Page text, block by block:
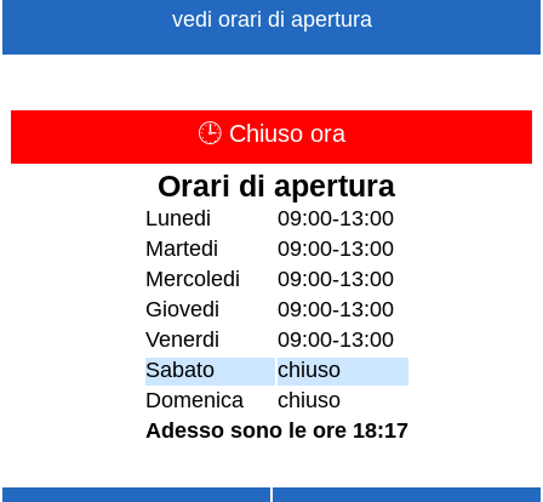
vedi orari di apertura
🕒 Chiuso ora
Orari di apertura
Lunedi
09:00-13:00
Martedi
09:00-13:00
Mercoledi
09:00-13:00
Giovedi
09:00-13:00
Venerdi
09:00-13:00
Sabato
chiuso
Domenica
chiuso
Adesso sono le ore 18:17